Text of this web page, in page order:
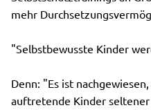
mehr
"Selbstbewusste Kinder
Denn: "Es ist
auftretende Kinder